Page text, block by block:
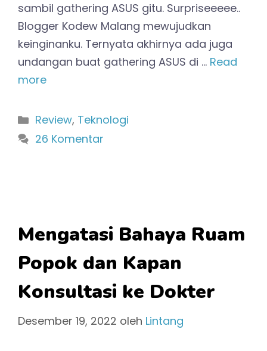
sambil gathering ASUS gitu. Surpriseeeee..
Blogger Kodew Malang mewujudkan
keinginanku. Ternyata akhirnya ada juga
undangan buat gathering ASUS di … Read
more
Kategori
Review, Teknologi
26 Komentar
Mengatasi Bahaya Ruam
Popok dan Kapan
Konsultasi ke Dokter
Desember 19, 2022 oleh Lintang